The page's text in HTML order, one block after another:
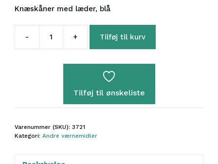
Knæskåner med læder, blå
-
Knæskåner
læder,
+ Tilføj til kurv
Tilføj til ønskeliste
Varenummer (SKU): 3721
Kategori: Andre værnemidler